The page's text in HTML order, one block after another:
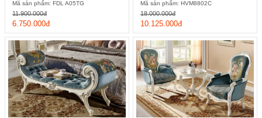
Mã sản phẩm: FDL A05TG
6.750.000đ
11.900.000đ
Mã sản phẩm: HVM8802C
10.125.000đ
18.000.000đ